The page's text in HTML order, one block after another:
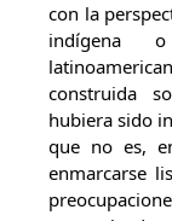
con la
indígena
construida
hubiera sido
que no es,
enmarcarse